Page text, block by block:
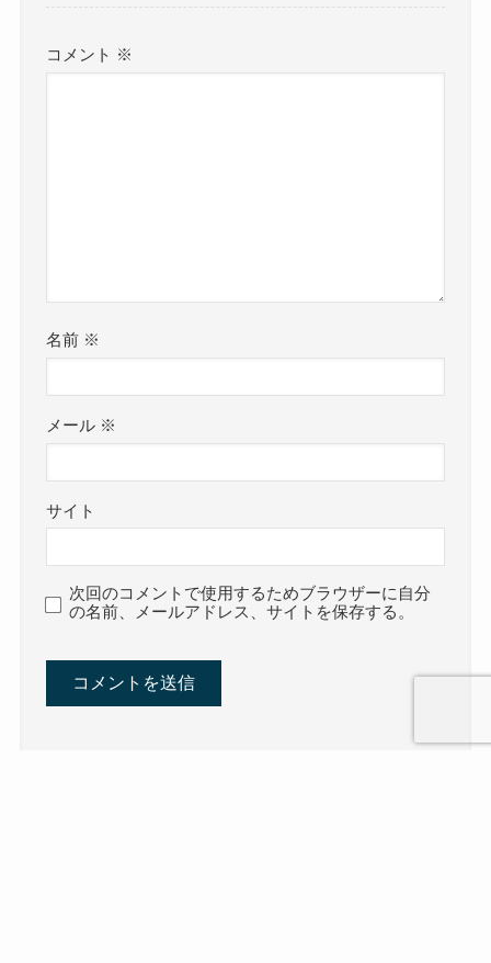
コメント ※
名前 ※
メール ※
サイト
次回のコメントで使用するためブラウザーに自分
の名前、メールアドレス、サイトを保存する。